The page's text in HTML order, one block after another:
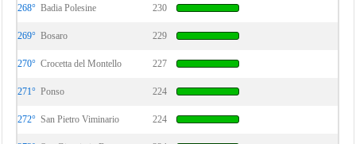
268° Badia Polesine 230
269° Bosaro 229
270° Crocetta del Montello 227
271° Ponso 224
272° San Pietro Viminario 224